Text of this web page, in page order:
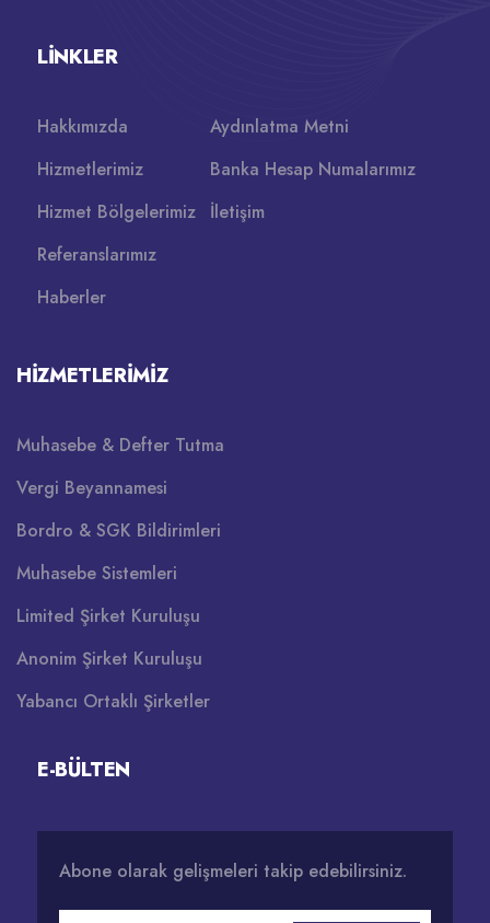
LINKLER
Hakkımızda
Hizmetlerimiz
Hizmet Bölgelerimiz
Referanslarımız
Haberler
Aydınlatma Metni
Banka Hesap Numalarımız
İletişim
HIZMETLERIMIZ
Muhasebe & Defter Tutma
Vergi Beyannamesi
Bordro & SGK Bildirimleri
Muhasebe Sistemleri
Limited Şirket Kuruluşu
Anonim Şirket Kuruluşu
Yabancı Ortaklı Şirketler
E-BÜLTEN
Abone olarak gelişmeleri takip edebilirsiniz.